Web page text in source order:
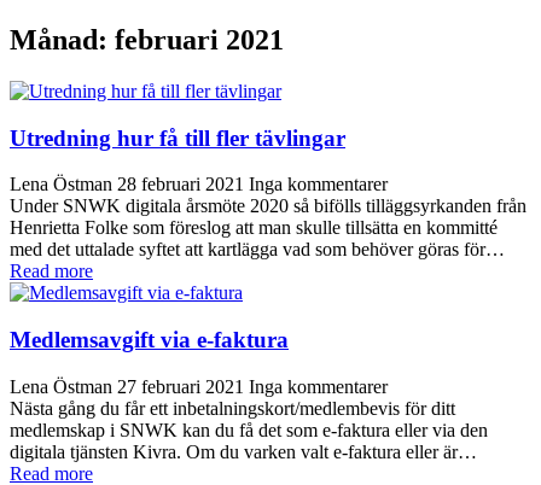
Månad: februari 2021
Utredning hur få till fler tävlingar
Lena Östman 28 februari 2021 Inga kommentarer
Under SNWK digitala årsmöte 2020 så bifölls tilläggsyrkanden från
Henrietta Folke som föreslog att man skulle tillsätta en kommitté
med det uttalade syftet att kartlägga vad som behöver göras för…
Read more
Medlemsavgift via e-faktura
Lena Östman 27 februari 2021 Inga kommentarer
Nästa gång du får ett inbetalningskort/medlembevis för ditt
medlemskap i SNWK kan du få det som e-faktura eller via den
digitala tjänsten Kivra. Om du varken valt e-faktura eller är…
Read more